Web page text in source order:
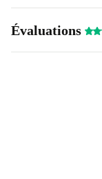
Évaluations